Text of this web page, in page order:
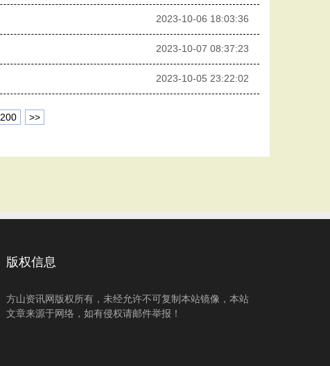
2023-10-06 18:03:36
2023-10-07 08:37:23
2023-10-05 23:22:02
200 >>
版权信息
方山资讯网版权所有，未经允许不可复制本站镜像，本站
文章来源于网络，如有侵权请邮件举报！